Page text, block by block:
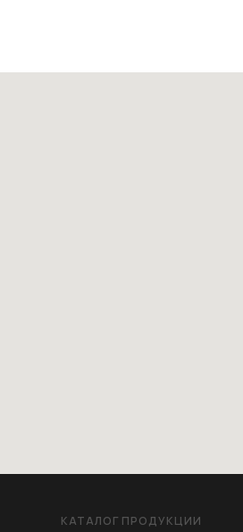
КАТАЛОГ ПРОДУКЦИИ